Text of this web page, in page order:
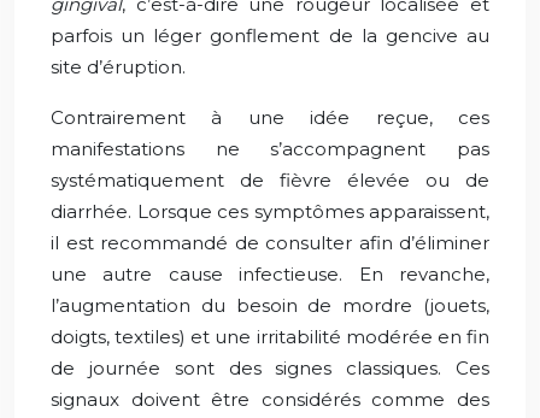
parfois un léger gonflement de la gencive au
site d’éruption.
Contrairement à une idée reçue, ces
manifestations ne s’accompagnent pas
systématiquement de fièvre élevée ou de
diarrhée. Lorsque ces symptômes apparaissent,
il est recommandé de consulter afin d’éliminer
une autre cause infectieuse. En revanche,
l’augmentation du besoin de mordre (jouets,
doigts, textiles) et une irritabilité modérée en fin
de journée sont des signes classiques. Ces
signaux doivent être considérés comme des